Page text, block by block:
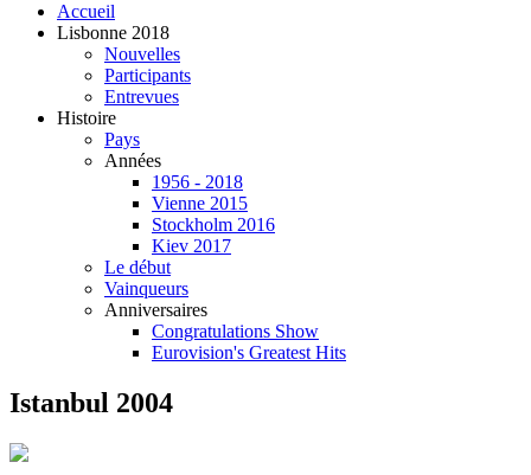
Accueil
Lisbonne 2018
Nouvelles
Participants
Entrevues
Histoire
Pays
Années
1956 - 2018
Vienne 2015
Stockholm 2016
Kiev 2017
Le début
Vainqueurs
Anniversaires
Congratulations Show
Eurovision's Greatest Hits
Istanbul 2004